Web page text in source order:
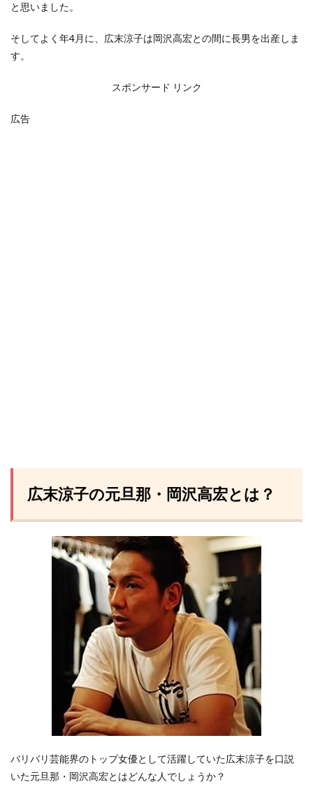
と思いました。
そしてよく年4月に、広末涼子は岡沢高宏との間に長男を出産しま
す。
スポンサード リンク
広告
広末涼子の元旦那・岡沢高宏とは？
バリバリ芸能界のトップ女優として活躍していた広末涼子を口説
いた元旦那・岡沢高宏とはどんな人でしょうか？